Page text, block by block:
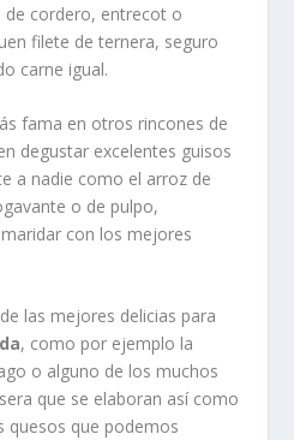
cordero, entrecot o
filete de ternera, seguro
carne igual.
fama en otros rincones de
degustar excelentes guisos
a nadie como el arroz de
o de pulpo,
con los mejores
las mejores delicias para
, como por ejemplo la
o alguno de los muchos
que se elaboran así como
quesos que podemos